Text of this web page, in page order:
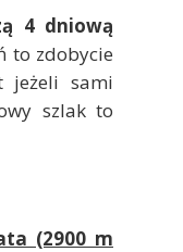
4 dniową
to zdobycie
jeżeli sami
szlak to
(2900 m